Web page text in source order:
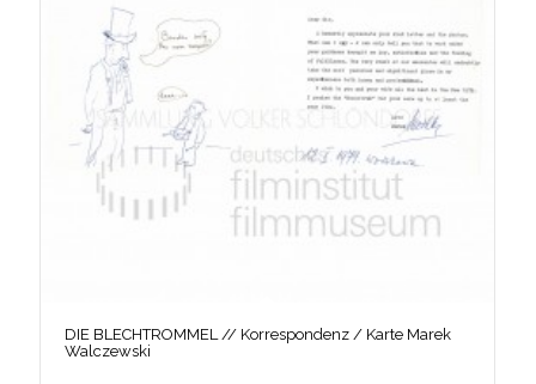
DIE BLECHTROMMEL // Korrespondenz / Karte Marek
Walczewski